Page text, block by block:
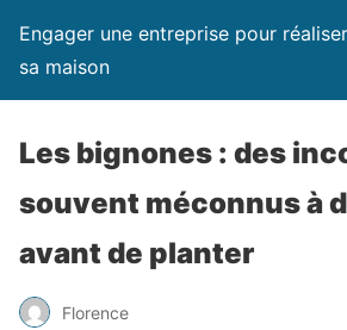
Engager une entreprise pour
sa maison
Les bignones : des
souvent méconnus à
avant de planter
Florence